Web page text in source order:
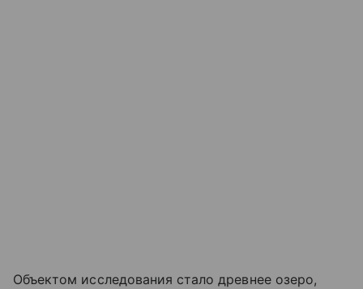
Объектом исследования стало древнее озеро,